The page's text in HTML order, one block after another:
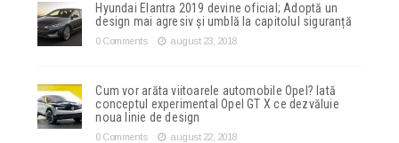
Hyundai Elantra 2019 devine oficial; Adoptă un
design mai agresiv și umblă la capitolul siguranță
0 Comments august 23, 2018
Cum vor arăta viitoarele automobile Opel? Iată
conceptul experimental Opel GT X ce dezvăluie
noua linie de design
0 Comments august 22, 2018